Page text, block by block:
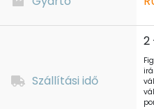
Szállítási idő
2